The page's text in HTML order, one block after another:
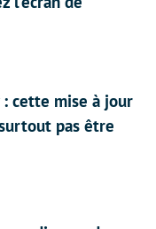
: cette mise à jour
pas être